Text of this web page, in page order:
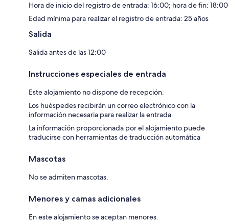
Hora de inicio del registro de entrada: 16:00; hora de fin: 18:00
Edad mínima para realizar el registro de entrada: 25 años
Salida
Salida antes de las 12:00
Instrucciones especiales de entrada
Este alojamiento no dispone de recepción.
Los huéspedes recibirán un correo electrónico con la
información necesaria para realizar la entrada.
La información proporcionada por el alojamiento puede
traducirse con herramientas de traducción automática
Mascotas
No se admiten mascotas.
Menores y camas adicionales
En este alojamiento se aceptan menores.